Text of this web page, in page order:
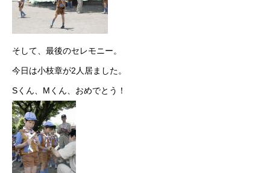
そして、最後のセレモニー。
今日は小枝章が2人居ました。
Sくん、Mくん、おめでとう！